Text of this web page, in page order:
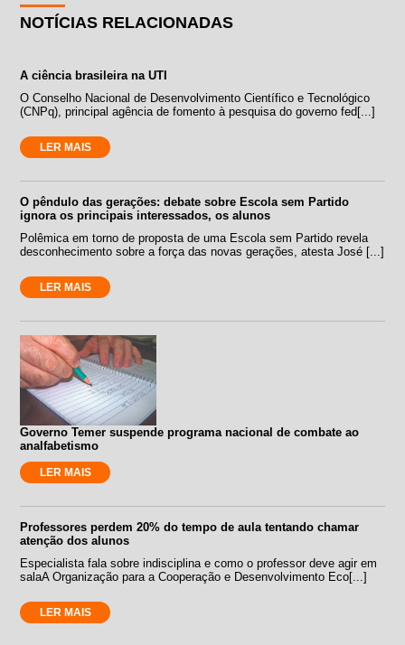
NOTÍCIAS RELACIONADAS
A ciência brasileira na UTI
O Conselho Nacional de Desenvolvimento Científico e Tecnológico
(CNPq), principal agência de fomento à pesquisa do governo fed[...]
LER MAIS
O pêndulo das gerações: debate sobre Escola sem Partido
ignora os principais interessados, os alunos
Polêmica em torno de proposta de uma Escola sem Partido revela
desconhecimento sobre a força das novas gerações, atesta José [...]
LER MAIS
Governo Temer suspende programa nacional de combate ao
analfabetismo
LER MAIS
Professores perdem 20% do tempo de aula tentando chamar
atenção dos alunos
Especialista fala sobre indisciplina e como o professor deve agir em
salaA Organização para a Cooperação e Desenvolvimento Eco[...]
LER MAIS